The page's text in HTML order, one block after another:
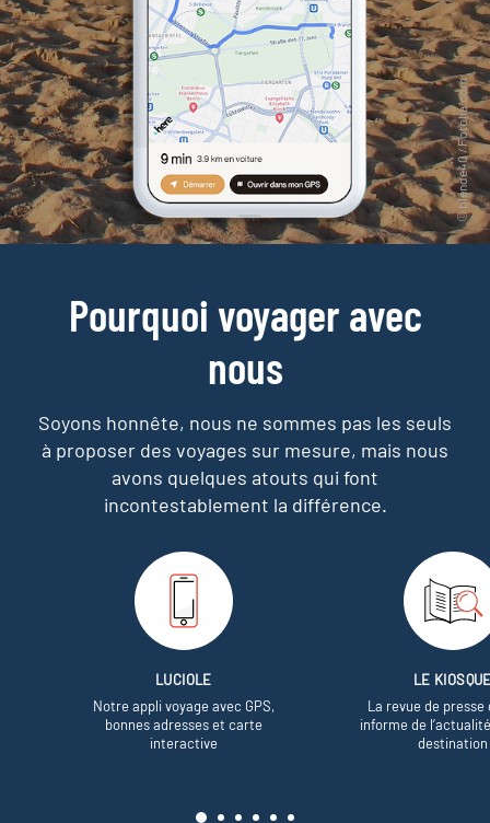
Pourquoi voyager avec
nous
Soyons honnête, nous ne sommes pas les seuls
à proposer des voyages sur mesure, mais nous
avons quelques atouts qui font
incontestablement la différence.
LUCIOLE
Notre appli voyage avec GPS,
bonnes adresses et carte
interactive
LE
La revue de presse
informe de
destination